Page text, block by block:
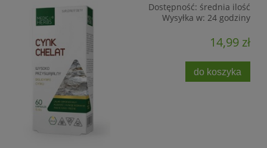
Dostępność: średnia ilość
Wysyłka w: 24 godziny
14,99 zł
do koszyka